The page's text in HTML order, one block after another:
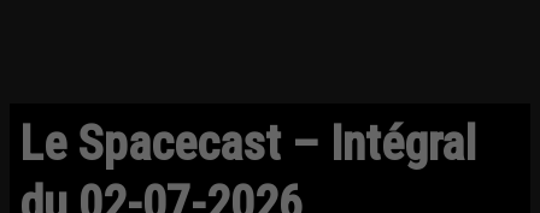
Le Spacecast – Intégral